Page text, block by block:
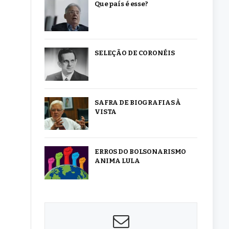
Que país é esse?
SELEÇÃO DE CORONÉIS
SAFRA DE BIOGRAFIAS À
VISTA
ERROS DO BOLSONARISMO
ANIMA LULA